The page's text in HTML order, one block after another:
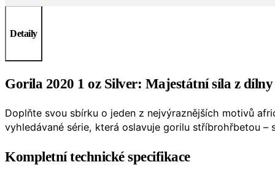
Detaily
Gorila 2020 1 oz Silver: Majestátní síla z
Doplňte svou sbírku o jeden z nejvýraznějších motivů
vyhledávané série, která oslavuje gorilu stříbrohřbetou
Kompletní technické specifikace